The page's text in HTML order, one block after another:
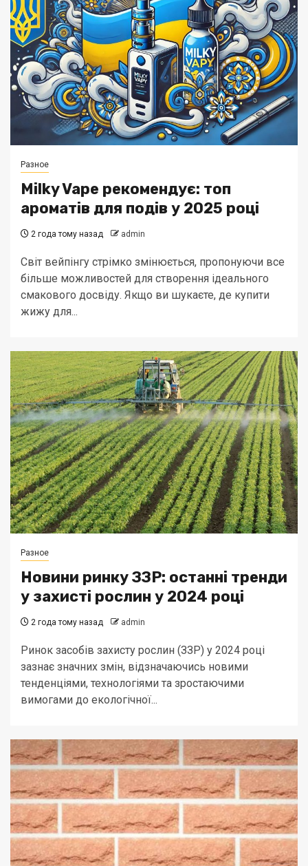
Разное
Milky Vape рекомендує: топ
ароматів для подів у 2025 році
2 года тому назад admin
Світ вейпінгу стрімко змінюється, пропонуючи все
більше можливостей для створення ідеального
смакового досвіду. Якщо ви шукаєте, де купити
жижу для...
Разное
Новини ринку ЗЗР: останні тренди
у захисті рослин у 2024 році
2 года тому назад admin
Ринок засобів захисту рослин (ЗЗР) у 2024 році
зазнає значних змін, відзначаючись новими
тенденціями, технологіями та зростаючими
вимогами до екологічної...